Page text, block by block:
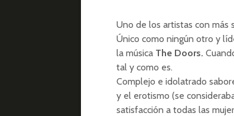
Uno de los artistas con más
Único como ningún otro y
la música The Doors.
tal y como es.
Complejo e idolatrado
y el erotismo (se
satisfacción a todas las